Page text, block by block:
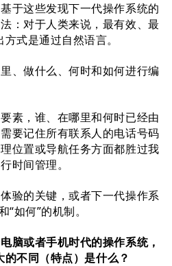
于这些发现下⼀代操作系统的
：对于⼈类来说，最有效、最
式是通过⾃然语⾔。
、做什么、何时和如何进⾏编
素，谁、在哪⾥和何时已经由
要记住所有联系⼈的电话号码
位置或导航任务⽅⾯都胜过我
时间管理。
验的关键，或者下⼀代操作系
如何”的机制。
脑或者⼿机时代的操作系统，
不同（特点）是什么？